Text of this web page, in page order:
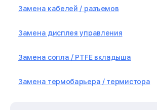
Замена кабелей / разъемов
Замена дисплея управления
Замена сопла / PTFE вкладыша
Замена термобарьера / термистора